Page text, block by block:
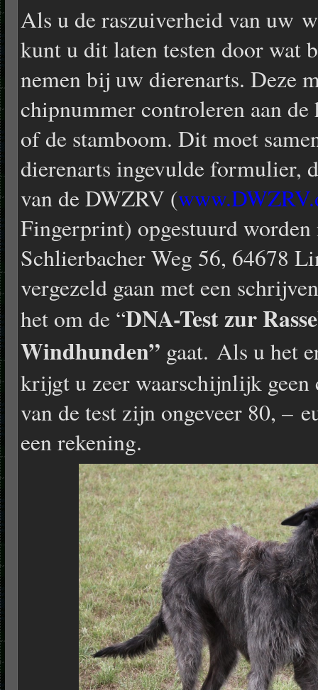
Als u de raszuiverheid van uw
kunt u dit laten testen door wat
nemen bij uw dierenarts. Deze
chipnummer controleren aan
of de stamboom. Dit moet
dierenarts ingevulde formulier,
van de DWZRV (
Fingerprint) opgestuurd
Schlierbacher Weg 56, 64678
vergezeld gaan met een
het om de “DNA-Test zur
Windhunden” gaat. Als u het
krijgt u zeer waarschijnlijk geen
van de test zijn ongeveer 80, –
een rekening.